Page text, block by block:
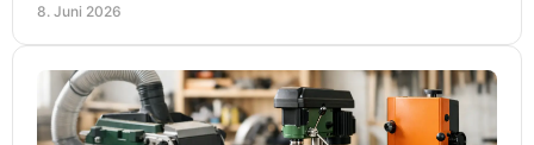
8. Juni 2026